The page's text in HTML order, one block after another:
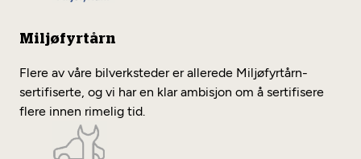
Miljøfyrtårn
Flere av våre bilverksteder er allerede Miljøfyrtårn-
sertifiserte, og vi har en klar ambisjon om å sertifisere
flere innen rimelig tid.